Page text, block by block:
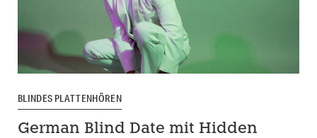
BLINDES PLATTENHÖREN
German Blind Date mit Hidden